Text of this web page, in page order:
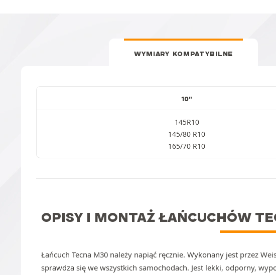
WYMIARY KOMPATYBILNE
10"
145R10
145/80 R10
165/70 R10
OPISY I MONTAŻ ŁAŃCUCHÓW
Łańcuch Tecna M30 należy napiąć ręcznie. Wykonany jest przez
sprawdza się we wszystkich samochodach. Jest lekki, odporny,